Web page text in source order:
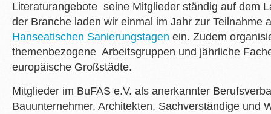
Literaturangebote seine Mitglieder ständig auf dem
der Branche laden wir einmal im Jahr zur Teilnahme
Hanseatischen Sanierungstagen ein. Zudem
themenbezogene Arbeitsgruppen und jährliche
europäische Großstädte.
Mitglieder im BuFAS e.V. als anerkannter
Bauunternehmer, Architekten, Sachverständige und